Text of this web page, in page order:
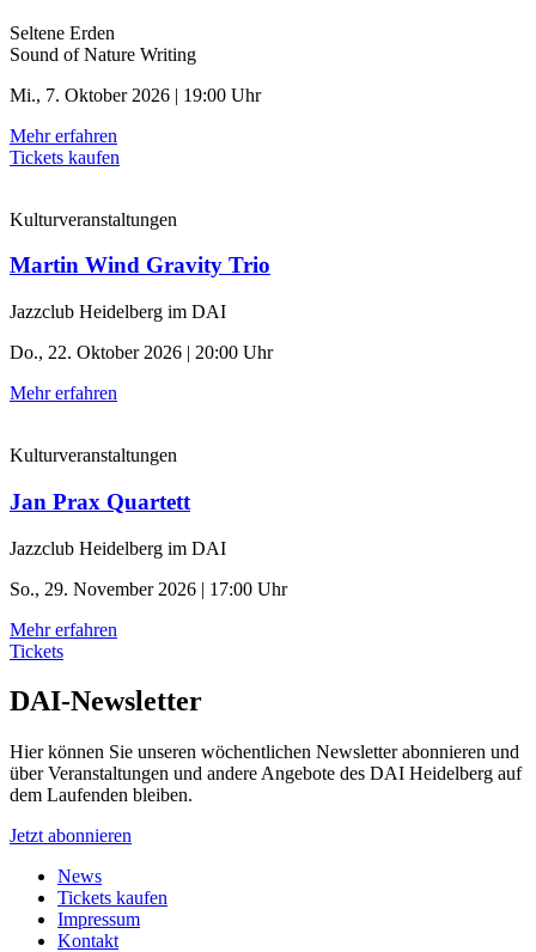
Seltene Erden
Sound of Nature Writing
Mi., 7. Oktober 2026 | 19:00 Uhr
Mehr erfahren
Tickets kaufen
Kulturveranstaltungen
Martin Wind Gravity Trio
Jazzclub Heidelberg im DAI
Do., 22. Oktober 2026 | 20:00 Uhr
Mehr erfahren
Kulturveranstaltungen
Jan Prax Quartett
Jazzclub Heidelberg im DAI
So., 29. November 2026 | 17:00 Uhr
Mehr erfahren
Tickets
DAI-Newsletter
Hier können Sie unseren wöchentlichen Newsletter abonnieren und
über Veranstaltungen und andere Angebote des DAI Heidelberg auf
dem Laufenden bleiben.
Jetzt abonnieren
News
Tickets kaufen
Impressum
Kontakt